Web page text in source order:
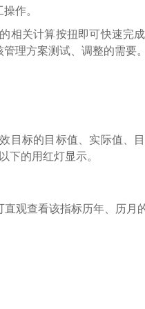
作。
相关计算按扭即可快速完
理方案测试、调整的需要。
目标的目标值、实际值、
下的用红灯显示。
观查看该指标历年、历月